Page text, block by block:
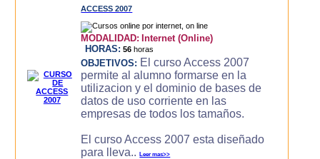
ACCESS 2007
MODALIDAD: Internet (Online)
HORAS: 56 horas
OBJETIVOS: El curso Access 2007
permite al alumno formarse en la
utilizacion y el dominio de bases de
datos de uso corriente en las
empresas de todos los tamaños.
El curso Access 2007 esta diseñado
para lleva..Leer mas>>